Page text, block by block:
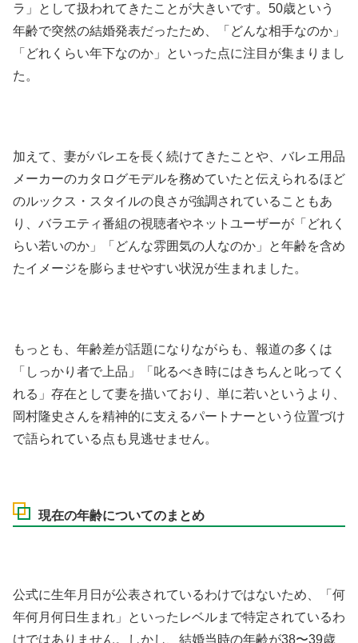
ラ」として扱われてきたことが大きいです。50歳という
年齢で突然の結婚発表だったため、「どんな相手なのか」
「どれくらい年下なのか」といった点に注目が集まりまし
た。
加えて、妻がバレエを長く続けてきたことや、バレエ用品
メーカーのカタログモデルを務めていたと伝えられるほど
のルックス・スタイルの良さが強調されていることもあ
り、バラエティ番組の視聴者やネットユーザーが「どれく
らい若いのか」「どんな雰囲気の人なのか」と年齢を含め
たイメージを膨らませやすい状況が生まれました。
もっとも、年齢差が話題になりながらも、報道の多くは
「しっかり者で上品」「叱るべき時にはきちんと叱ってく
れる」存在として妻を描いており、単に若いというより、
岡村隆史さんを精神的に支えるパートナーという位置づけ
で語られている点も見逃せません。
現在の年齢についてのまとめ
公式に生年月日が公表されているわけではないため、「何
年何月何日生まれ」といったレベルまで特定されているわ
けではありません。しかし、結婚当時の年齢が38〜39歳